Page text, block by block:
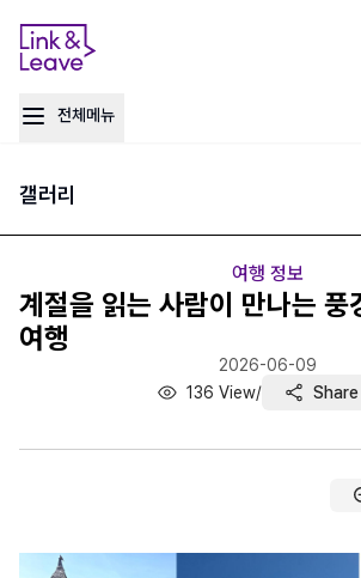
전체메뉴
갤러리
여행 정보
계절을 읽는 사람이 만나는 풍
여행
2026-06-09
136 View/ Share